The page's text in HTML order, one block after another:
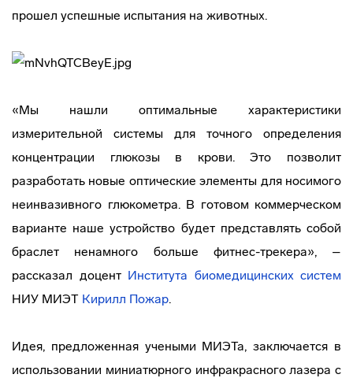
прошел успешные испытания на животных.
«Мы нашли оптимальные характеристики
измерительной системы для точного определения
концентрации глюкозы в крови. Это позволит
разработать новые оптические элементы для носимого
неинвазивного глюкометра. В готовом коммерческом
варианте наше устройство будет представлять собой
браслет ненамного больше фитнес-трекера», –
рассказал доцент Института биомедицинских систем
НИУ МИЭТ Кирилл Пожар.
Идея, предложенная учеными МИЭТа, заключается в
использовании миниатюрного инфракрасного лазера с